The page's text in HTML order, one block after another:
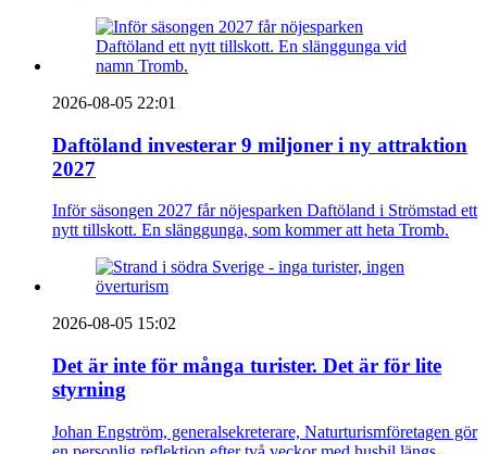
2026-08-05 22:01
Daftöland investerar 9 miljoner i ny attraktion
2027
Inför säsongen 2027 får nöjesparken Daftöland i Strömstad ett
nytt tillskott. En slänggunga, som kommer att heta Tromb.
2026-08-05 15:02
Det är inte för många turister. Det är för lite
styrning
Johan Engström, generalsekreterare, Naturturismföretagen gör